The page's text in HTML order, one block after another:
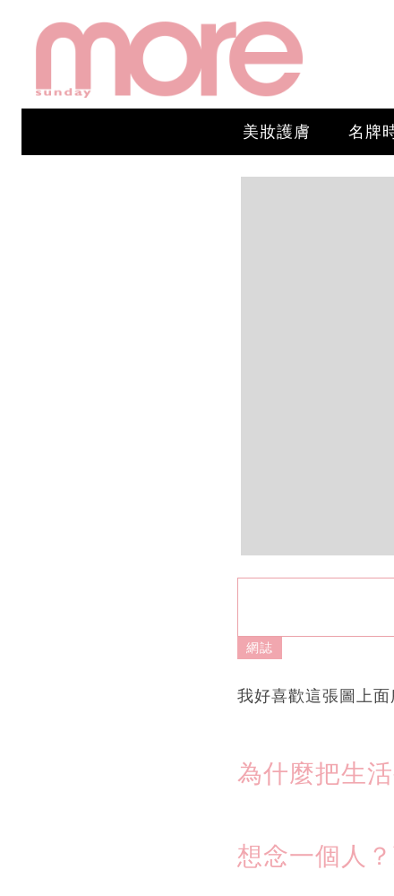
美妝護膚 名牌
網誌
我好喜歡這張圖上面
為什麼把生
想念一個人？